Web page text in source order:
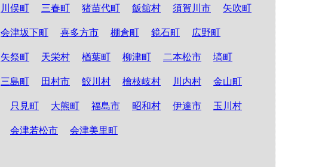
川俣町 三春町 猪苗代町 飯舘村 須賀川市 矢吹町
会津坂下町 喜多方市 棚倉町 鏡石町 広野町
矢祭町 天栄村 楢葉町 柳津町 二本松市 塙町
三島町 田村市 鮫川村 檜枝岐村 川内村 金山町
只見町 大熊町 福島市 昭和村 伊達市 玉川村
会津若松市 会津美里町